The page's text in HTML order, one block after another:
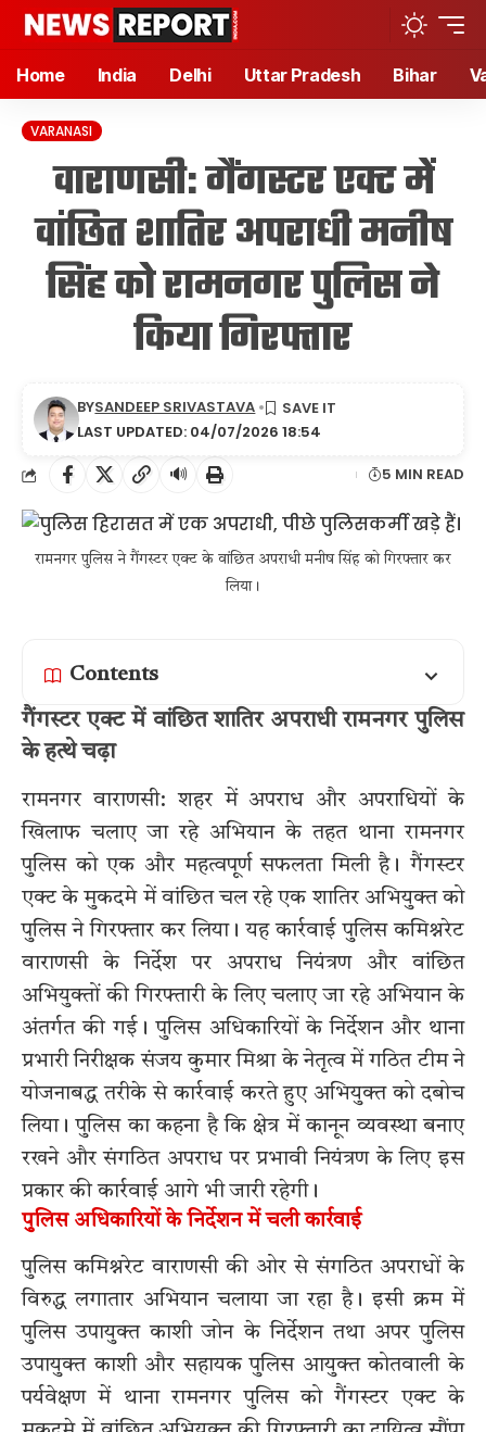
Home India Delhi Uttar Pradesh Bihar
VARANASI
वाराणसी: गैंगस्टर एक्ट में
वांछित शातिर अपराधी मनीष
सिंह को रामनगर पुलिस ने
किया गिरफ्तार
LAST UPDATED: 04/07/2026 18:54
BYSANDEEP SRIVASTAVA
🔊 5 MIN READ
रामनगर पुलिस ने गैंगस्टर एक्ट के वांछित अपराधी मनीष सिंह को गिरफ्तार कर
लिया।
Contents
गैंगस्टर एक्ट में वांछित शातिर अपराधी रामनगर पुलिस
के हत्थे चढ़ा
रामनगर वाराणसी: शहर में अपराध और अपराधियों के
खिलाफ चलाए जा रहे अभियान के तहत थाना रामनगर
पुलिस को एक और महत्वपूर्ण सफलता मिली है। गैंगस्टर
एक्ट के मुकदमे में वांछित चल रहे एक शातिर अभियुक्त को
पुलिस ने गिरफ्तार कर लिया। यह कार्रवाई पुलिस कमिश्नरेट
वाराणसी के निर्देश पर अपराध नियंत्रण और वांछित
अभियुक्तों की गिरफ्तारी के लिए चलाए जा रहे अभियान के
अंतर्गत की गई। पुलिस अधिकारियों के निर्देशन और थाना
प्रभारी निरीक्षक संजय कुमार मिश्रा के नेतृत्व में गठित टीम ने
योजनाबद्ध तरीके से कार्रवाई करते हुए अभियुक्त को दबोच
लिया। पुलिस का कहना है कि क्षेत्र में कानून व्यवस्था बनाए
रखने और संगठित अपराध पर प्रभावी नियंत्रण के लिए इस
प्रकार की कार्रवाई आगे भी जारी रहेगी।
पुलिस अधिकारियों के निर्देशन में चली कार्रवाई
पुलिस कमिश्नरेट वाराणसी की ओर से संगठित अपराधों के
विरुद्ध लगातार अभियान चलाया जा रहा है। इसी क्रम में
पुलिस उपायुक्त काशी जोन के निर्देशन तथा अपर पुलिस
उपायुक्त काशी और सहायक पुलिस आयुक्त कोतवाली के
पर्यवेक्षण में थाना रामनगर पुलिस को गैंगस्टर एक्ट के